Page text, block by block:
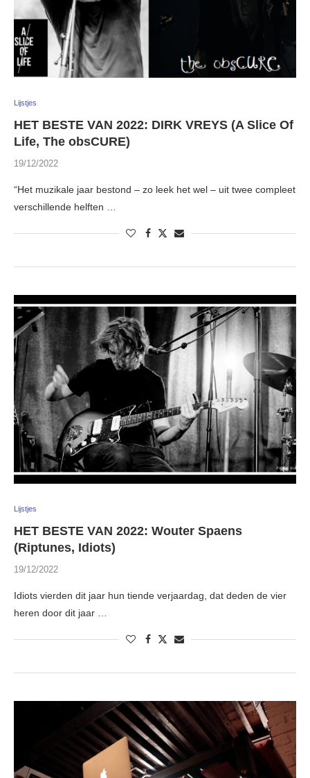
Lijstjes
HET BESTE VAN 2022: DIRK VREYS (A Slice Of
Life, The obsCURE)
19/12/2022
“Het muzikale jaar bestond – zo leek het wel – uit twee compleet
verschillende helften …
Lijstjes
HET BESTE VAN 2022: Wouter Spaens
(Riptunes, Idiots)
19/12/2022
Idiots vierden dit jaar hun tiende verjaardag, dat deden de vier
heren door dit jaar …